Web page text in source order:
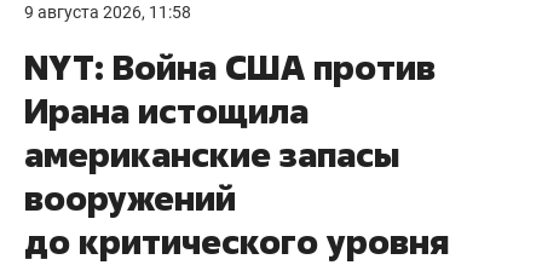
9 августа 2026, 11:58
NYT: Война США против
Ирана истощила
американские запасы
вооружений
до критического уровня